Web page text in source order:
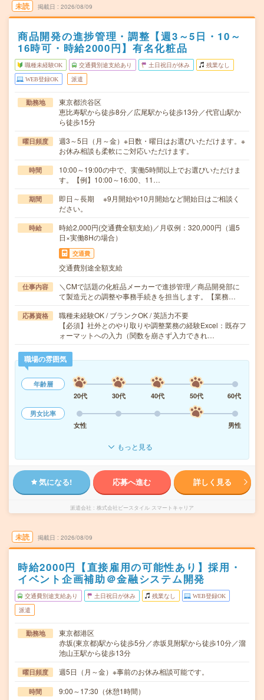
未読 掲載日 2026/08/09
商品開発の進捗管理・調整【週3～5日・10～
16時可・時給2000円】有名化粧品
職種未経験OK 交通費別途支給あり 土日祝日が休み 残業なし
WEB登録OK 派遣
勤務地
東京都渋谷区
恵比寿駅から徒歩8分／広尾駅から徒歩13分／代官山駅か
ら徒歩15分
曜日頻度
週3～5日（月～金）※日数・曜日はお選びいただけます。※
お休み相談も柔軟にご対応いただけます。
時間
10:00～19:00の中で、実働5時間以上でお選びいただけま
す。【例】10:00～16:00、11…
期間
即日～長期 ※9月開始や10月開始など開始日はご相談く
ださい。
時給
時給2,000円(交通費全額支給)／月収例：320,000円（週5
日×実働8Hの場合）
交通費
交通費別途全額支給
仕事内容
＼CMで話題の化粧品メーカーで進捗管理／商品開発部に
て製造元との調整や事務手続きを担当します。【業務…
応募資格
職種未経験OK / ブランクOK / 英語力不要
【必須】社外とのやり取りや調整業務の経験Excel：既存フ
ォーマットへの入力（関数を崩さず入力できれ…
職場の雰囲気
年齢層
20代
30代 40代 50代
60代
男女比率
女性
男性
もっと見る
気になる! 応募へ進む 詳しく見る
派遣会社 株式会社ビースタイル スマートキャリア
未読 掲載日 2026/08/09
時給2000円【直接雇用の可能性あり】採用・
イベント企画補助＠金融システム開発
交通費別途支給あり 土日祝日が休み 残業なし WEB登録OK
派遣
勤務地
東京都港区
赤坂(東京都)駅から徒歩5分／赤坂見附駅から徒歩10分／溜
池山王駅から徒歩13分
曜日頻度 週5日（月～金）※事前のお休み相談可能です。
時間 9:00～17:30（休憩1時間）